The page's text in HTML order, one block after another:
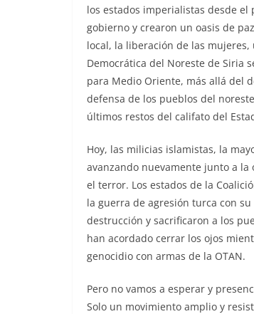
los estados imperialistas desde
gobierno y crearon un oasis de
local, la liberación de las mujeres,
Democrática del Noreste de Siria
para Medio Oriente, más allá del
defensa de los pueblos del
últimos restos del califato del
Hoy, las milicias islamistas, la
avanzando nuevamente junto a
el terror. Los estados de la
la guerra de agresión turca con
destrucción y sacrificaron a los
han acordado cerrar los ojos
genocidio con armas de la OTAN.
Pero no vamos a esperar y
Solo un movimiento amplio y